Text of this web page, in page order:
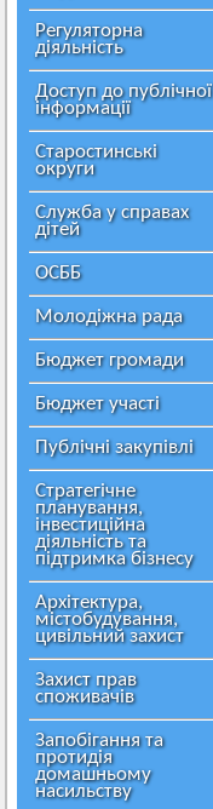
Регуляторна
діяльність
Доступ до публічної
інформації
Старостинські
округи
Служба у справах
дітей
ОСББ
Молодіжна рада
Бюджет громади
Бюджет участі
Публічні закупівлі
Стратегічне
планування,
інвестиційна
діяльність та
підтримка бізнесу
Архітектура,
містобудування,
цивільний захист
Захист прав
споживачів
Запобігання та
протидія
домашньому
насильству